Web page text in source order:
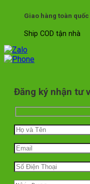
Giao hàng toàn quốc
Ship COD tận nhà
Đăng ký nhận tư